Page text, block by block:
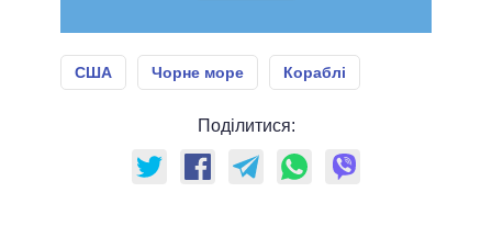
США Чорне море Кораблі
Поділитися: